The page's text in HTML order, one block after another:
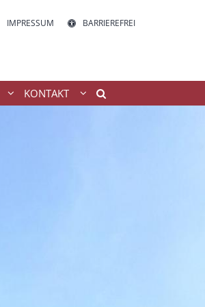
IMPRESSUM BARRIEREFREI
KONTAKT